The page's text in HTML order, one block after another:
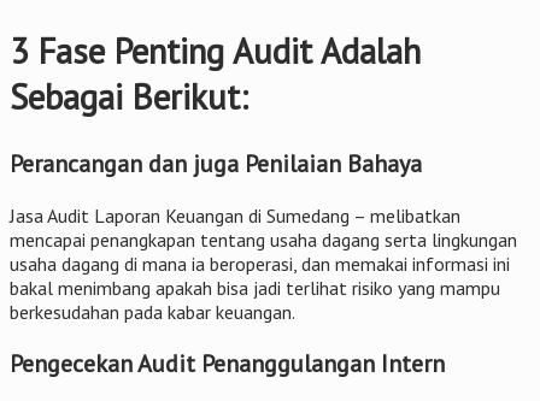
3 Fase Penting Audit Adalah
Sebagai Berikut:
Perancangan dan juga Penilaian Bahaya
Jasa Audit Laporan Keuangan di Sumedang – melibatkan
mencapai penangkapan tentang usaha dagang serta lingkungan
usaha dagang di mana ia beroperasi, dan memakai informasi ini
bakal menimbang apakah bisa jadi terlihat risiko yang mampu
berkesudahan pada kabar keuangan.
Pengecekan Audit Penanggulangan Intern